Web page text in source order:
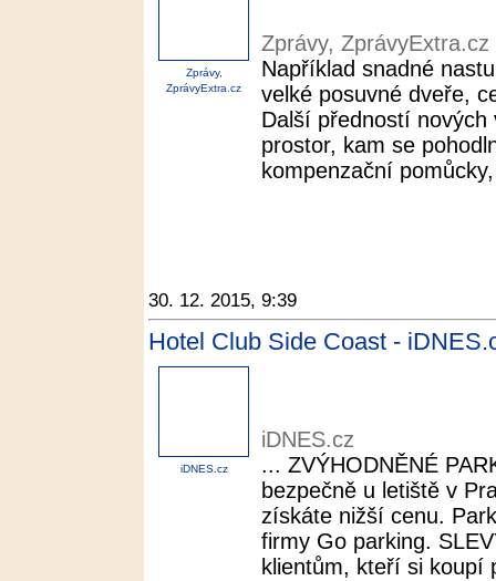
Zprávy,
ZprávyExtra.cz
Zprávy, ZprávyExtra.cz
Například snadné
velké posuvné dveře,
Další předností nových
prostor, kam se
kompenzační
30. 12. 2015, 9:39
Hotel Club Side Coast -
iDNES.cz
iDNES.cz
... ZVÝHODNĚNÉ
bezpečně u letiště v
získáte nižší cenu.
firmy Go parking.
klientům, kteří si koupí